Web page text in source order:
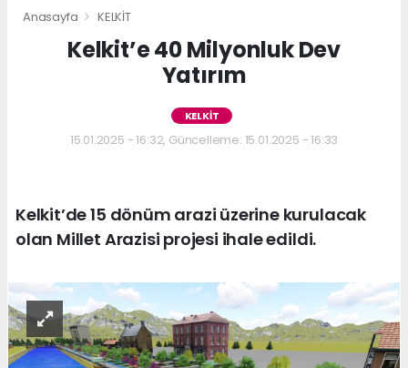
Anasayfa KELKİT
Kelkit’e 40 Milyonluk Dev
Yatırım
KELKİT
15.01.2025 - 16:32, Güncelleme: 15.01.2025 - 16:33
Kelkit’de 15 dönüm arazi üzerine kurulacak
olan Millet Arazisi projesi ihale edildi.